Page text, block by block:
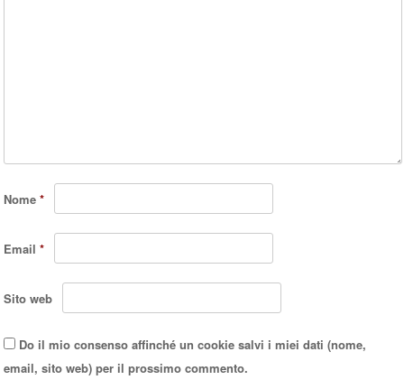
Nome*
Email*
Sito web
Do il mio consenso affinché un cookie salvi i miei dati (nome,
email, sito web) per il prossimo commento.